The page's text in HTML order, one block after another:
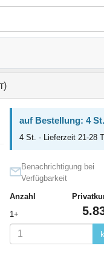
auf Bestellung: 4 St.
4 St. - Lieferzeit 21-28
Benachrichtigung bei
Verfügbarkeit
Anzahl
1+